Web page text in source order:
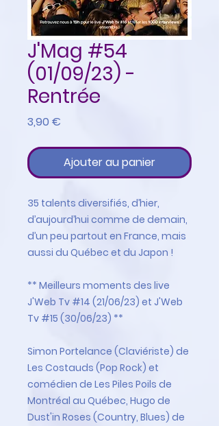
J'Mag #54
(01/09/23) -
Rentrée
3,90 €
Ajouter au panier
35 talents diversifiés, d’hier,
d’aujourd’hui comme de demain,
d’un peu partout en France, mais
aussi du Québec et du Japon !
** Meilleurs moments des live
J'Web Tv #14 (21/06/23) et J'Web
Tv #15 (30/06/23) **
Simon Portelance (Claviériste) de
Les Costauds (Pop Rock) et
comédien de Les Piles Poils de
Montréal au Québec, Hugo de
Dust'in Roses (Country, Blues) de